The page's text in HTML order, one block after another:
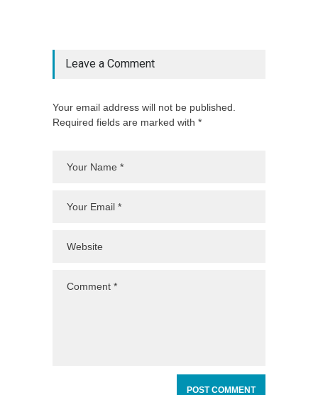
Leave a Comment
Your email address will not be published.
Required fields are marked with *